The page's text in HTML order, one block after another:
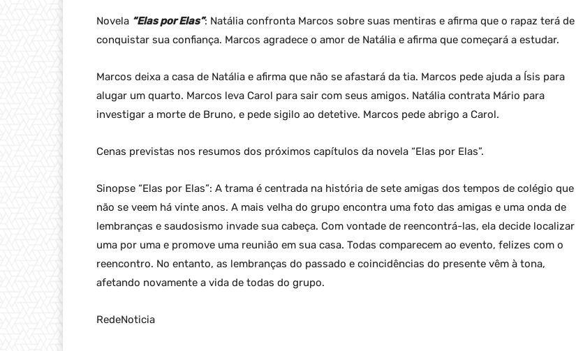
Novela “Elas por Elas”: Natália confronta Marcos sobre suas mentiras e afirma que o rapaz terá de
conquistar sua confiança. Marcos agradece o amor de Natália e afirma que começará a estudar.
Marcos deixa a casa de Natália e afirma que não se afastará da tia. Marcos pede ajuda a Ísis para
alugar um quarto. Marcos leva Carol para sair com seus amigos. Natália contrata Mário para
investigar a morte de Bruno, e pede sigilo ao detetive. Marcos pede abrigo a Carol.
Cenas previstas nos resumos dos próximos capítulos da novela “Elas por Elas”.
Sinopse “Elas por Elas”: A trama é centrada na história de sete amigas dos tempos de colégio que
não se veem há vinte anos. A mais velha do grupo encontra uma foto das amigas e uma onda de
lembranças e saudosismo invade sua cabeça. Com vontade de reencontrá-las, ela decide localizar
uma por uma e promove uma reunião em sua casa. Todas comparecem ao evento, felizes com o
reencontro. No entanto, as lembranças do passado e coincidências do presente vêm à tona,
afetando novamente a vida de todas do grupo.
RedeNoticia